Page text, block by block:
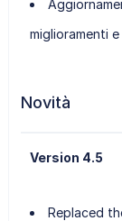
miglioramenti
Novità
Version 4.5
Replaced